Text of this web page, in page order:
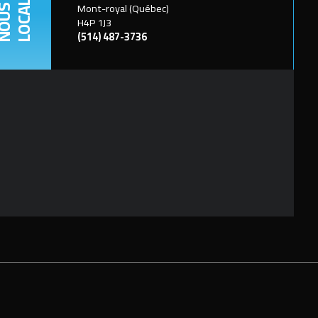
Mont-royal (Québec)
H4P 1J3
(514) 487-3736